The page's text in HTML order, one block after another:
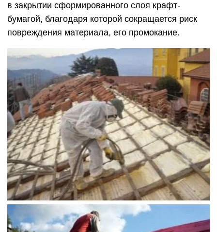
в закрытии сформированного слоя крафт-
бумагой, благодаря которой сокращается риск
повреждения материала, его промокание.